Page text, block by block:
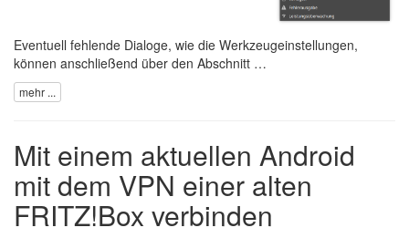
Eventuell fehlende Dialoge, wie die Werkzeugeinstellungen,
können anschließend über den Abschnitt …
mehr ...
Mit einem aktuellen Android
mit dem VPN einer alten
FRITZ!Box verbinden